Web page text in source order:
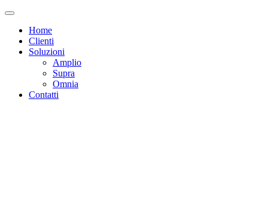
Home
Clienti
Soluzioni
Amplio
Supra
Omnia
Contatti